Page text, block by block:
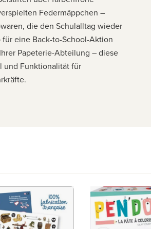
Federmäppchen –
die den Schulalltag wieder
eine Back-to-School-Aktion
Papeterie-Abteilung – diese
und Funktionalität für